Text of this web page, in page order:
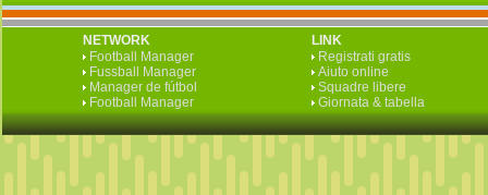
NETWORK
Football Manager
Fussball Manager
Manager de fútbol
Football Manager
LINK
Registrati gratis
Aiuto online
Squadre libere
Giornata & tabella